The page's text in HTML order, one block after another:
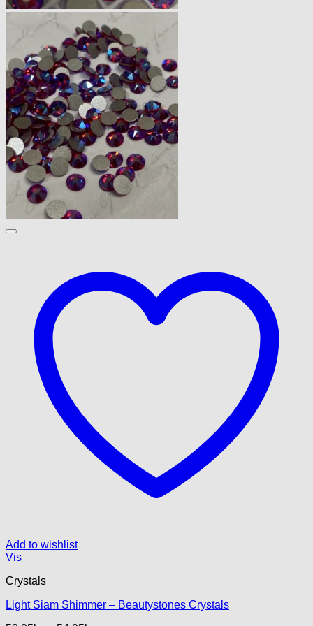
Add to wishlist
Vis
Crystals
Light Siam Shimmer – Beautystones Crystals